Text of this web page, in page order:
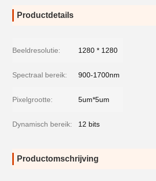
Productdetails
Beeldresolutie: 1280 * 1280
Spectraal bereik: 900-1700nm
Pixelgrootte: 5um*5um
Dynamisch bereik: 12 bits
Productomschrijving